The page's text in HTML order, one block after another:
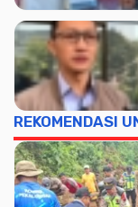
REKOMENDASI